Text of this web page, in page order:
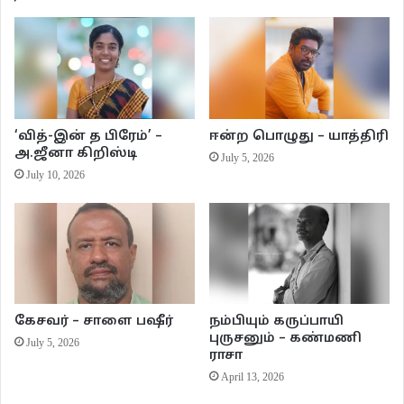
வாசல்படியைகூட மிதிக்க விட மாட்டாத கிழம் இது.
அதைக் கொஞ்சம் சாந்தமாக இங்கிதமாகச் சொல்லியிருக்கலாம். யாரோ
முகந்தெரியாத வேற்றாளிடம் எரிந்து விழுவதைப்போல சொன்னதைக் கேட்டுத்
தான் அவளால் தாங்க முடிந்திருக்கவில்லை.
மணிமேகலையின் முகம் அப்படியே வதங்கிப் போய் கண்களில் ஈரம் படர்ந்து
விட்டது. சுசீலாவின் நெருங்கிய அத்தையின் மகன்தான் மணிமேகலையின்
எதையும் சாதித்து விடும் ஆற்றல் மிக்க அதிகாரியின் மனைவி அவள். எரிச்சலும்
சீற்றமுமான ஆச்சியின் அதட்டலைக் கேட்ட பின் அங்கு நிற்பதே கூசச்
செய்வதாக இருந்தது. அவமானம் அவளை அங்கிருந்து விரட்டியது.
மணிமேகலையின் அந்தத் தோற்றத்தைக் கண்டதும் சுசீலாவின் மகளான பிருந்தா
மெல்ல பேச்சை மாற்றினாள். ஆச்சியை முறைத்துக் கொண்டே படபடவென
ஓடிப்போய் அவளது கையைப் பிடித்து அழைத்து வீட்டினுள்ளே அமர வைத்து
வெவ்வேறு விஷயங்களைப் பேசி சமநிலைக்கு கொண்டு வர முயன்றாள். அது
‘வித்-இன் த பிரேம்’ –
அ.ஜீனா கிறிஸ்டி
July 10, 2026
ஈன்ற பொழுது – யாத்திரி
July 5, 2026
கேசவர் – சாளை பஷீர்
July 5, 2026
நம்பியும் கருப்பாயி
புருசனும் – கண்மணி
ராசா
April 13, 2026